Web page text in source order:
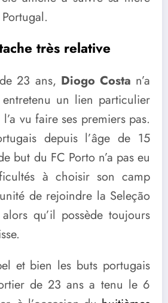
très relative
23 ans, Diogo Costa n’a
un lien particulier
vu faire ses premiers pas.
depuis l’âge de 15
but du FC Porto n’a pas eu
à choisir son camp
de rejoindre la Seleção
alors qu’il possède toujours
et bien les buts portugais
de 23 ans a tenu le 6